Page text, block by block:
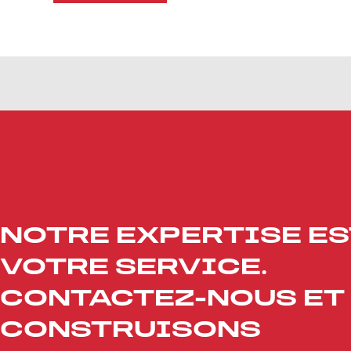
NOTRE EXPERTISE
VOTRE SERVICE.
CONTACTEZ-NOUS ET
CONSTRUISONS